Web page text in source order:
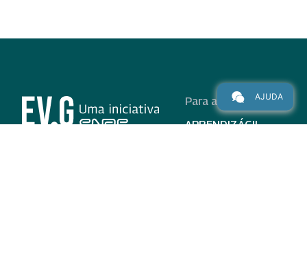
Para alunos
APRENDIZÁGIL
AJUDA